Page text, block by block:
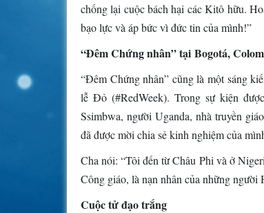
chống lại cuộc bách hại các Kitô hữu.
bạo lực và áp bức vì đức tin của mình!”
“Đêm Chứng nhân” tại Bogotá,
“Đêm Chứng nhân” cũng là một sáng
lễ Đỏ (#RedWeek). Trong sự kiện
Ssimbwa, người Uganda, nhà truyền
đã được mời chia sẻ kinh nghiệm của
Cha nói: “Tôi đến từ Châu Phi và ở
Công giáo, là nạn nhân của những
Cuộc tử đạo trắng